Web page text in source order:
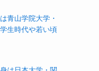
青山学院大学・
生時代や若い頃